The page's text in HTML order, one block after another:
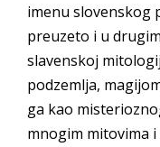
imenu slovenskog
preuzeto i u
slavenskoj
podzemlja,
ga kao
mnogim mitovima i